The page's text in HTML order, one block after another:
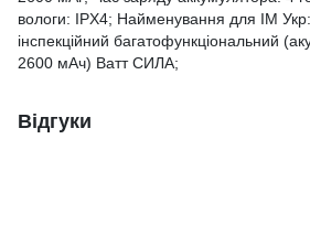
вологи: IPX4; Найменування для ІМ Укр:
інспекційний багатофункціональний
2600 мАч) Ватт СИЛА;
Відгуки